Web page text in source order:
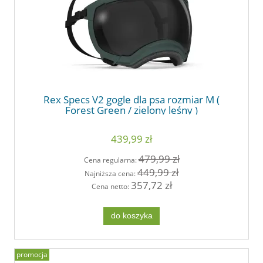
Rex Specs V2 gogle dla psa rozmiar M (
Forest Green / zielony leśny )
439,99 zł
Cena regularna:479,99 zł
Najniższa cena:449,99 zł
Cena netto:357,72 zł
do koszyka
promocja